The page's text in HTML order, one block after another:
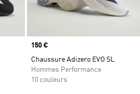
Prix
150 €
Chaussure Adizero EVO SL
Hommes Performance
10 couleurs